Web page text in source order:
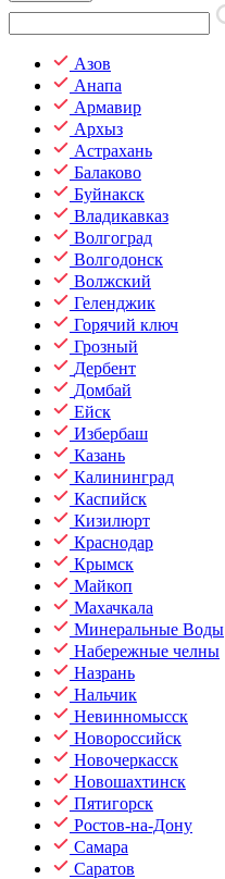
Азов
Анапа
Армавир
Архыз
Астрахань
Балаково
Буйнакск
Владикавказ
Волгоград
Волгодонск
Волжский
Геленджик
Горячий ключ
Грозный
Дербент
Домбай
Ейск
Избербаш
Казань
Калининград
Каспийск
Кизилюрт
Краснодар
Крымск
Майкоп
Махачкала
Минеральные Воды
Набережные челны
Назрань
Нальчик
Невинномысск
Новороссийск
Новочеркасск
Новошахтинск
Пятигорск
Ростов-на-Дону
Самара
Саратов